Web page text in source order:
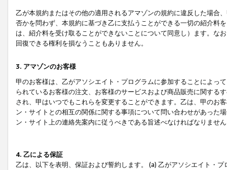
乙が本規約またはその他の適用されるアマゾンの規約に違反した場合
否かを問わず、本規約に基づき乙に支払うことができる一切の紹介料
は、紹介料を受け取ることができないことについて同意し）ます。な
回復できる権利を損なうこともありません。
3. アマゾンのお客様
甲のお客様は、乙がアソシエイト・プログラムに参加することによっ
られているお客様の注文、お客様のサービスおよび商品販売に関する
され、甲はいつでもこれらを変更することができます。乙は、甲のお
ン・サイトとの相互の関係に関する事項について問い合わせがあった
ン・サイト上の連絡先案内に従うべきである旨述べなければなりませ
4. 乙による保証
乙は、以下を表明、保証および誓約します。 (a) 乙がアソシエイト・